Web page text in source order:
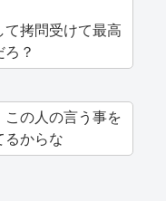
て拷問受けて最高
？
この人の言う事を
るからな